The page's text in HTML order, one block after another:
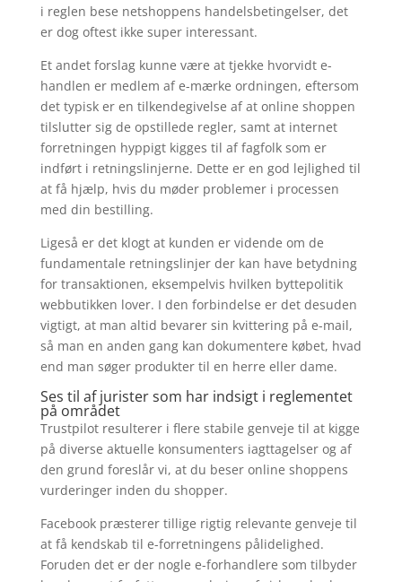
i reglen bese netshoppens handelsbetingelser, det
er dog oftest ikke super interessant.
Et andet forslag kunne være at tjekke hvorvidt e-
handlen er medlem af e-mærke ordningen, eftersom
det typisk er en tilkendegivelse af at online shoppen
tilslutter sig de opstillede regler, samt at internet
forretningen hyppigt kigges til af fagfolk som er
indført i retningslinjerne. Dette er en god lejlighed til
at få hjælp, hvis du møder problemer i processen
med din bestilling.
Ligeså er det klogt at kunden er vidende om de
fundamentale retningslinjer der kan have betydning
for transaktionen, eksempelvis hvilken byttepolitik
webbutikken lover. I den forbindelse er det desuden
vigtigt, at man altid bevarer sin kvittering på e-mail,
så man en anden gang kan dokumentere købet, hvad
end man søger produkter til en herre eller dame.
Ses til af jurister som har indsigt i reglementet
på området
Trustpilot resulterer i flere stabile genveje til at kigge
på diverse aktuelle konsumenters iagttagelser og af
den grund foreslår vi, at du beser online shoppens
vurderinger inden du shopper.
Facebook præsterer tillige rigtig relevante genveje til
at få kendskab til e-forretningens pålidelighed.
Foruden det er der nogle e-forhandlere som tilbyder